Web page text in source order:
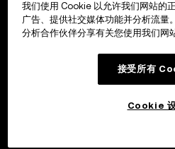
我们使用 Cookie 以允许我们网站的
广告、提供社交媒体功能并分析流量
分析合作伙伴分享有关您使用我们网
接受所有
Cookie